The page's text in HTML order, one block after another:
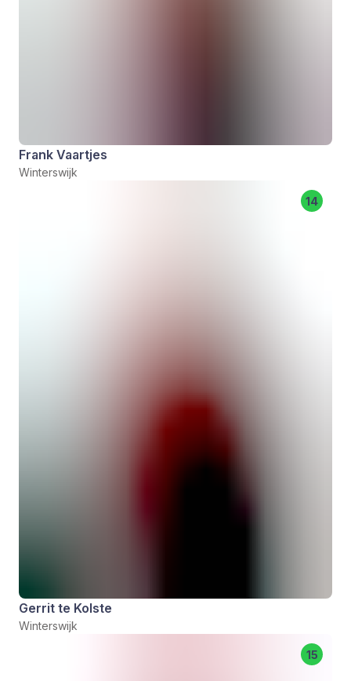
Frank Vaartjes
Winterswijk
14
Gerrit te Kolste
Winterswijk
15